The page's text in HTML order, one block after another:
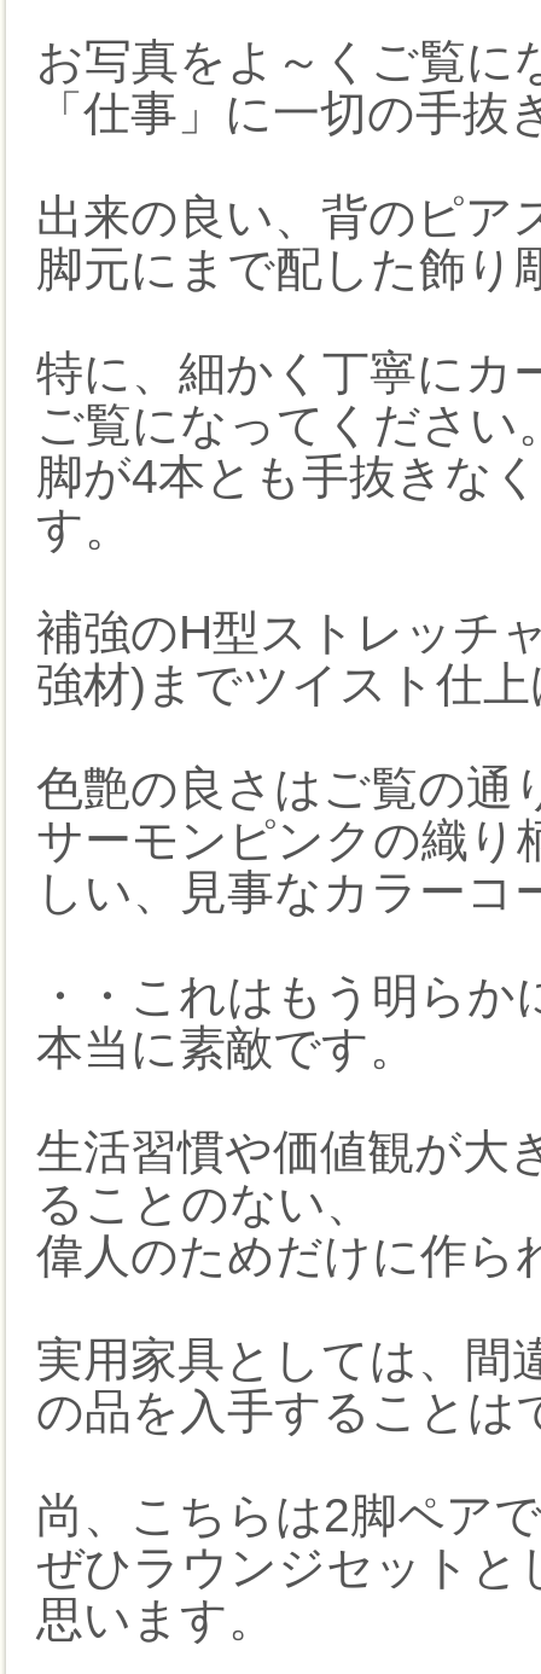
お写真をよ～くご覧に
「仕事」に一切の手
出来の良い、背のピア
脚元にまで配した飾り
特に、細かく丁寧にカ
ご覧になってください
脚が4本とも手抜きな
す。
補強のH型ストレッチ
強材)までツイスト仕
色艶の良さはご覧の通
サーモンピンクの織り
しい、見事なカラーコ
・・これはもう明ら
本当に素敵です。
生活習慣や価値観が大
ることのない、
偉人のためだけに作ら
実用家具としては、間
の品を入手することは
尚、こちらは2脚ペア
ぜひラウンジセットと
思います。